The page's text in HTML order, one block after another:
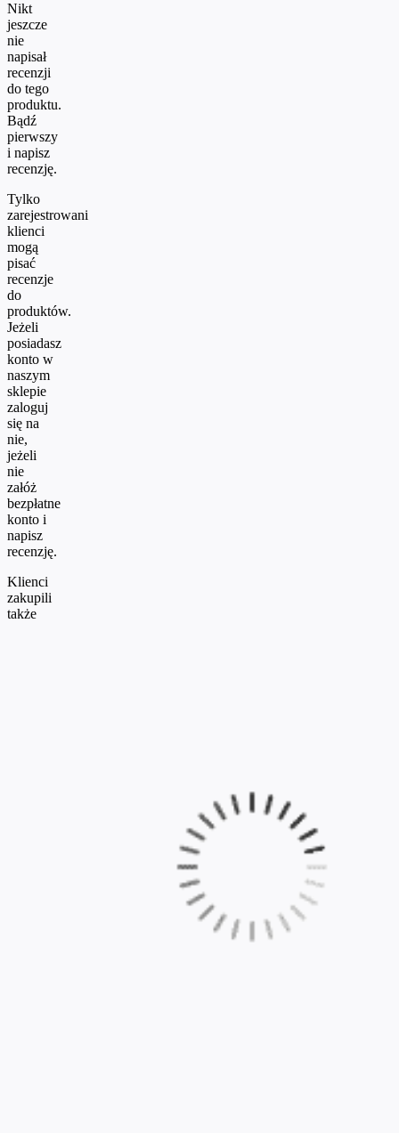
Nikt
jeszcze
nie
napisał
recenzji
do tego
produktu.
Bądź
pierwszy
i napisz
recenzję.
Tylko
zarejestrowani
klienci
mogą
pisać
recenzje
do
produktów.
Jeżeli
posiadasz
konto w
naszym
sklepie
zaloguj
się na
nie,
jeżeli
nie
załóż
bezpłatne
konto i
napisz
recenzję.
Klienci
zakupili
także